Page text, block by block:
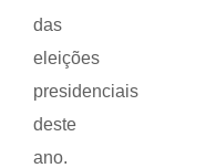
das
eleições
presidenciais
deste
ano.